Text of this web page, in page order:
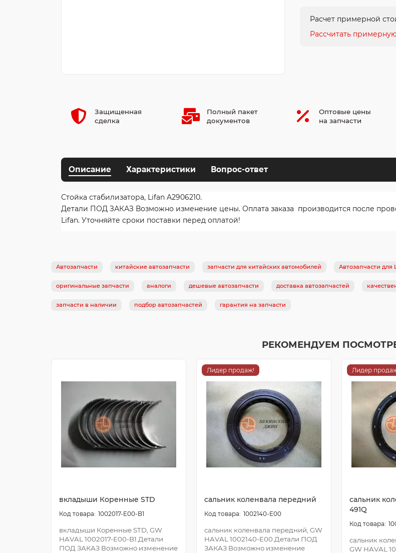
Расчет примерной
Рассчитать
Защищенная
сделка
Полный пакет
документов
Оптовые цены
на запчасти
Описание Характеристики Вопрос-ответ
Стойка стабилизатора, Lifan A2906210.
Детали ПОД ЗАКАЗ Возможно изменение цены. Оплата заказа производится после
Lifan. Уточняйте сроки поставки перед оплатой!
Автозапчасти китайские автозапчасти запчасти для китайских автомобилей Автозапчасти для
оригинальные запчасти аналоги дешевые автозапчасти доставка автозапчастей
запчасти в наличии подбор автозапчастей гарантия на запчасти
РЕКОМЕНДУЕМ
вкладыши Коренные STD
1002017-E00-B1
вкладыши Коренные STD, GW
HAVAL 1002017-E00-B1.Детали
ПОД ЗАКАЗ Возможно изменение
Лидер продаж!
сальник коленвала передний
1002140-E00
сальник коленвала передний, GW
HAVAL 1002140-E00.Детали ПОД
ЗАКАЗ Возможно изменение
Лидер
сальник
491Q
сальник
GW HAVAL